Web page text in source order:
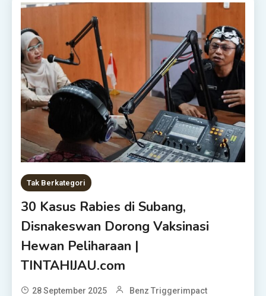
Tak Berkategori
30 Kasus Rabies di Subang,
Disnakeswan Dorong Vaksinasi
Hewan Peliharaan |
TINTAHIJAU.com
28 September 2025 Benz Triggerimpact